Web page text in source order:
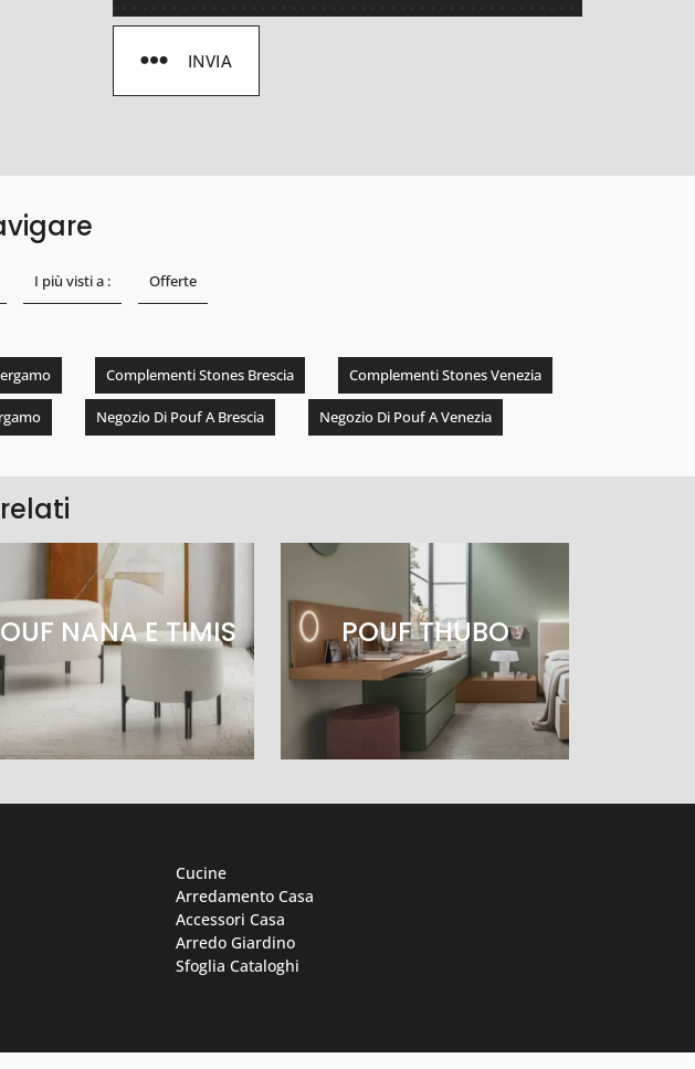
INVIA
I più visti a : Offerte
Complementi Stones Brescia Complementi Stones Venezia
Negozio Di Pouf A Brescia Negozio Di Pouf A Venezia
NANA E TIMIS POUF THUBO
Cucine
Arredamento Casa
Accessori Casa
Arredo Giardino
Sfoglia Cataloghi